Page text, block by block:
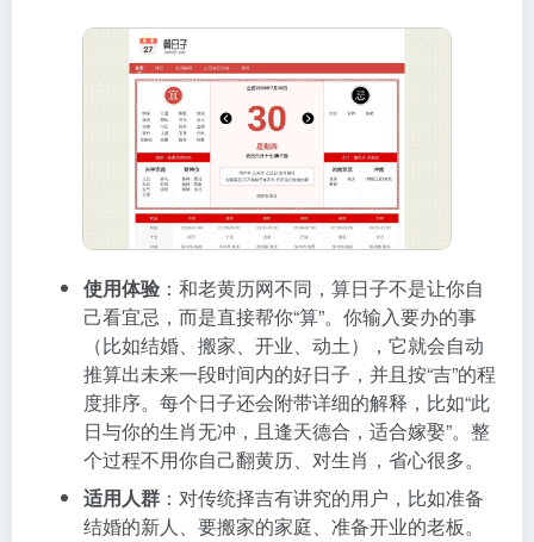
使用体验 ：和老黄历网不同，算日子不是让你自
己看宜忌，而是直接帮你“算”。你输入要办的事
（比如结婚、搬家、开业、动土），它就会自动
推算出未来一段时间内的好日子，并且按“吉”的程
度排序。每个日子还会附带详细的解释，比如“此
日与你的生肖无冲，且逢天德合，适合嫁娶”。整
个过程不用你自己翻黄历、对生肖，省心很多。
适用人群 ：对传统择吉有讲究的用户，比如准备
结婚的新人、要搬家的家庭、准备开业的老板。